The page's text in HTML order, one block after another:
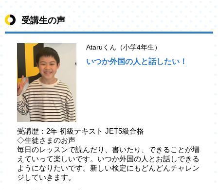
受講生の声
Ataruくん（小学4年生）
いつか外国の人と話したい！
受講歴：2年 初級テキスト JET5級合格
◇生徒さまのお声
毎日のレッスンで読んだり、書いたり、できることが増
えていって楽しいです。いつか外国の人とお話しできる
ようになりたいです。新しい検定にもどんどんチャレン
ジしていきます。